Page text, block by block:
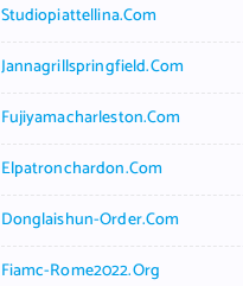
Studiopiattellina.com
Jannagrillspringfield.com
Fujiyamacharleston.com
Elpatronchardon.com
Donglaishun-Order.com
Fiamc-Rome2022.org